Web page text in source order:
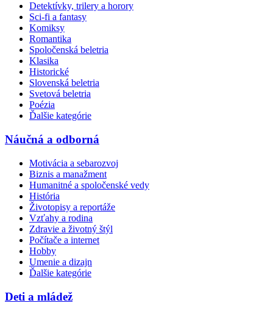
Detektívky, trilery a horory
Sci-fi a fantasy
Komiksy
Romantika
Spoločenská beletria
Klasika
Historické
Slovenská beletria
Svetová beletria
Poézia
Ďalšie kategórie
Náučná a odborná
Motivácia a sebarozvoj
Biznis a manažment
Humanitné a spoločenské vedy
História
Životopisy a reportáže
Vzťahy a rodina
Zdravie a životný štýl
Počítače a internet
Hobby
Umenie a dizajn
Ďalšie kategórie
Deti a mládež